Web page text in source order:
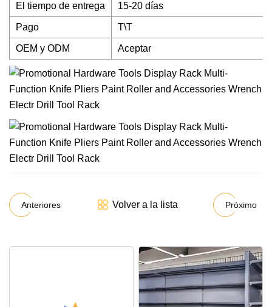
El tiempo de entrega 15-20 días
Pago T\T
OEM y ODM Aceptar
Anteriores Volver a la lista Próximo